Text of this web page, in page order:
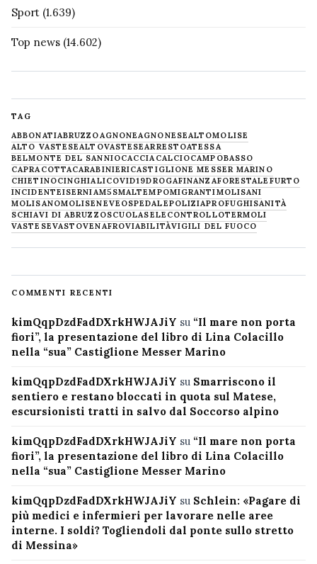
Sport (1.639)
Top news (14.602)
TAG
ABBONATIABRUZZOAGNONEAGNONESEALTOMOLISE
ALTO VASTESEALTOVASTESEARRESTOATESSA
BELMONTE DEL SANNIOCACCIACALCIOCAMPOBASSO
CAPRACOTTACARABINIERICASTIGLIONE MESSER MARINO
CHIETINOCINGHIALICOVID19DROGAFINANZAFORESTALE FURTO
INCIDENTEISERNIAM5SMALTEMPOMIGRANTIMOLISANI
MOLISANOMOLISENEVE OSPEDALEPOLIZIAPROFUGHISANITÀ
SCHIAVI DI ABRUZZOSCUOLASELECONTROLLOTERMOLI
VASTESEVASTOVENAFROVIABILITÀVIGILI DEL FUOCO
COMMENTI RECENTI
kimQqpDzdFadDXrkHWJAJiY su “Il mare non porta
fiori”, la presentazione del libro di Lina Colacillo
nella “sua” Castiglione Messer Marino
kimQqpDzdFadDXrkHWJAJiY su Smarriscono il
sentiero e restano bloccati in quota sul Matese,
escursionisti tratti in salvo dal Soccorso alpino
kimQqpDzdFadDXrkHWJAJiY su “Il mare non porta
fiori”, la presentazione del libro di Lina Colacillo
nella “sua” Castiglione Messer Marino
kimQqpDzdFadDXrkHWJAJiY su Schlein: «Pagare di
più medici e infermieri per lavorare nelle aree
interne. I soldi? Togliendoli dal ponte sullo stretto
di Messina»